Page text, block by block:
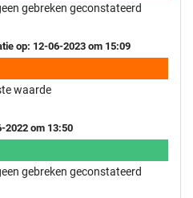
gebreken geconstateerd
op: 12-06-2023 om 15:09
waarde
2022 om 13:50
gebreken geconstateerd